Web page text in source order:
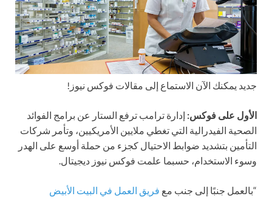
جديد يمكنك الآن الاستماع إلى مقالات فوكس نيوز!
الأول على فوكس: إدارة ترامب ترفع الستار عن برامج الفوائد
الصحية الفيدرالية التي تغطي ملايين الأمريكيين، وتأمر شركات
التأمين بتشديد ضوابط الاحتيال كجزء من حملة أوسع على الهدر
وسوء الاستخدام، حسبما علمت فوكس نيوز ديجيتال.
“بالعمل جنبًا إلى جنب مع فريق العمل في البيت الأبيض